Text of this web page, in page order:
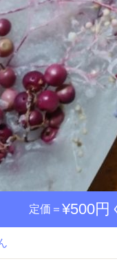
定価＝ ¥500円